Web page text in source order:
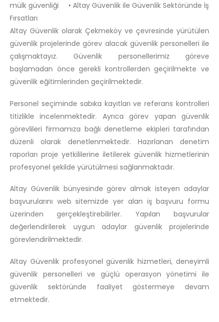
mülk güvenliği • Altay Güvenlik ile Güvenlik Sektöründe İş
Fırsatları
Altay Güvenlik olarak Çekmeköy ve çevresinde yürütülen
güvenlik projelerinde görev alacak güvenlik personelleri ile
çalışmaktayız. Güvenlik personellerimiz göreve
başlamadan önce gerekli kontrollerden geçirilmekte ve
güvenlik eğitimlerinden geçirilmektedir.
Personel seçiminde sabıka kayıtları ve referans kontrolleri
titizlikle incelenmektedir. Ayrıca görev yapan güvenlik
görevlileri firmamıza bağlı denetleme ekipleri tarafından
düzenli olarak denetlenmektedir. Hazırlanan denetim
raporları proje yetkililerine iletilerek güvenlik hizmetlerinin
profesyonel şekilde yürütülmesi sağlanmaktadır.
Altay Güvenlik bünyesinde görev almak isteyen adaylar
başvurularını web sitemizde yer alan iş başvuru formu
üzerinden gerçekleştirebilirler. Yapılan başvurular
değerlendirilerek uygun adaylar güvenlik projelerinde
görevlendirilmektedir.
Altay Güvenlik profesyonel güvenlik hizmetleri, deneyimli
güvenlik personelleri ve güçlü operasyon yönetimi ile
güvenlik sektöründe faaliyet göstermeye devam
etmektedir.